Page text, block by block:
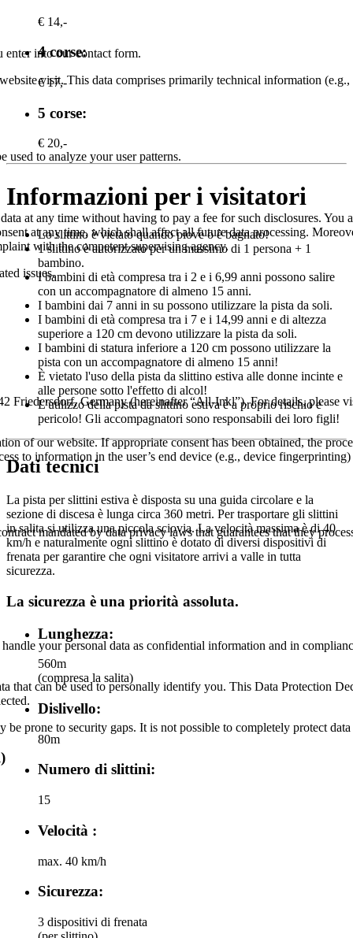
€ 14,-
4 corse:
€ 17,-
5 corse:
€ 20,-
Informazioni per i visitatori
Lo slittino è vietato quando piove o è bagnato!
1 slittino è autorizzato per un massimo di 1 persona + 1
bambino.
I bambini di età compresa tra i 2 e i 6,99 anni possono salire
con un accompagnatore di almeno 15 anni.
I bambini dai 7 anni in su possono utilizzare la pista da soli.
I bambini di età compresa tra i 7 e i 14,99 anni e di altezza
superiore a 120 cm devono utilizzare la pista da soli.
I bambini di statura inferiore a 120 cm possono utilizzare la
pista con un accompagnatore di almeno 15 anni!
È vietato l'uso della pista da slittino estiva alle donne incinte e
alle persone sotto l'effetto di alcol!
L'utilizzo della pista da slittino estiva è a proprio rischio e
pericolo! Gli accompagnatori sono responsabili dei loro figli!
Dati tecnici
La pista per slittini estiva è disposta su una guida circolare e la
sezione di discesa è lunga circa 360 metri. Per trasportare gli slittini
in salita si utilizza una piccola sciovia. La velocità massima è di 40
km/h e naturalmente ogni slittino è dotato di diversi dispositivi di
frenata per garantire che ogni visitatore arrivi a valle in tutta
sicurezza.
La sicurezza è una priorità assoluta.
Lunghezza:
560m
(compresa la salita)
Dislivello:
80m
Numero di slittini:
15
Velocità :
max. 40 km/h
Sicurezza:
3 dispositivi di frenata
enter into our contact form.
visit. This data comprises primarily technical information
used to analyze your user patterns.
at any time without having to pay a fee for such disclosures. You
at any time, which shall affect all future data processing.
with the competent supervising agency.
issues.
Germany (hereinafter “All-Inkl”). For details, please
of our website. If appropriate consent has been obtained, the
to information in the user’s end device (e.g., device
mandated by data privacy laws that guarantees that they
your personal data as confidential information and in
that can be used to personally identify you. This Data Protection
prone to security gaps. It is not possible to completely protect